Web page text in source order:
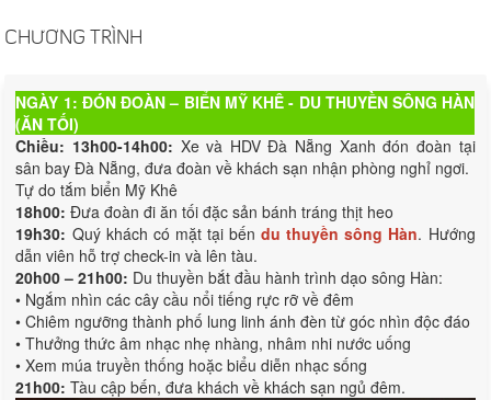
CHƯƠNG TRÌNH
NGÀY 1: ĐÓN ĐOÀN – BIỂN MỸ KHÊ - DU THUYỀN SÔNG HÀN
(ĂN TỐI)
Chiều: 13h00-14h00: Xe và HDV Đà Nẵng Xanh đón đoàn tại
sân bay Đà Nẵng, đưa đoàn về khách sạn nhận phòng nghỉ ngơi.
Tự do tắm biển Mỹ Khê
18h00:Đưa đoàn đi ăn tối đặc sản bánh tráng thịt heo
19h30: Quý khách có mặt tại bếndu thuyền sông Hàn. Hướng
dẫn viên hỗ trợ check-in và lên tàu.
20h00 – 21h00: Du thuyền bắt đầu hành trình dạo sông Hàn:
• Ngắm nhìn các cây cầu nổi tiếng rực rỡ về đêm
• Chiêm ngưỡng thành phố lung linh ánh đèn từ góc nhìn độc đáo
• Thưởng thức âm nhạc nhẹ nhàng, nhâm nhi nước uống
• Xem múa truyền thống hoặc biểu diễn nhạc sống
21h00:Tàu cập bến, đưa khách về khách sạn ngủ đêm.